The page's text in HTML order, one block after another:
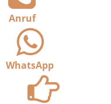
Anruf
WhatsApp